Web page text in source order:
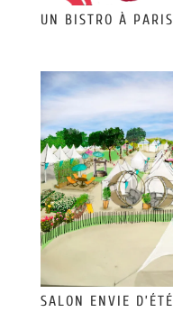
UN BISTRO À PARIS
SALON ENVIE D’ÉTÉ